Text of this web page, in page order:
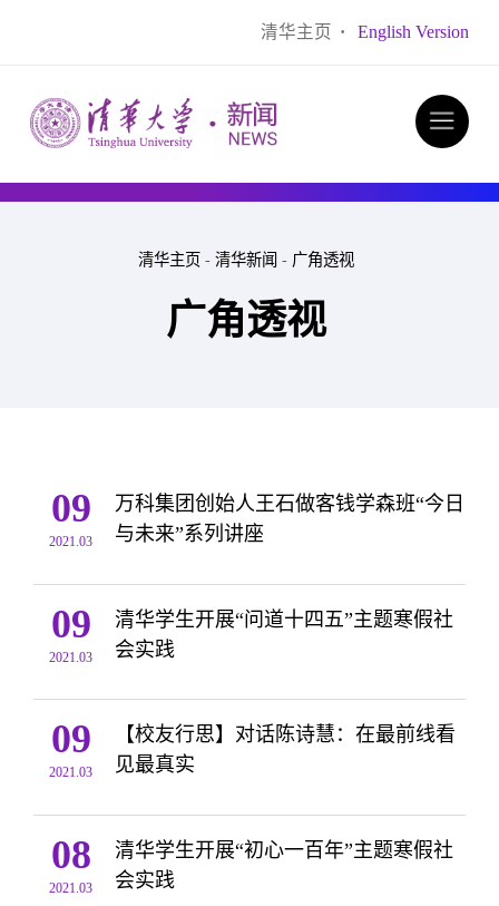
清华主页 · English Version
清华主页 - 清华新闻 - 广角透视
广角透视
09
2021.03
万科集团创始人王石做客钱学森班“今日
与未来”系列讲座
09
2021.03
清华学生开展“问道十四五”主题寒假社
会实践
09
2021.03
【校友行思】对话陈诗慧：在最前线看
见最真实
08
2021.03
清华学生开展“初心一百年”主题寒假社
会实践